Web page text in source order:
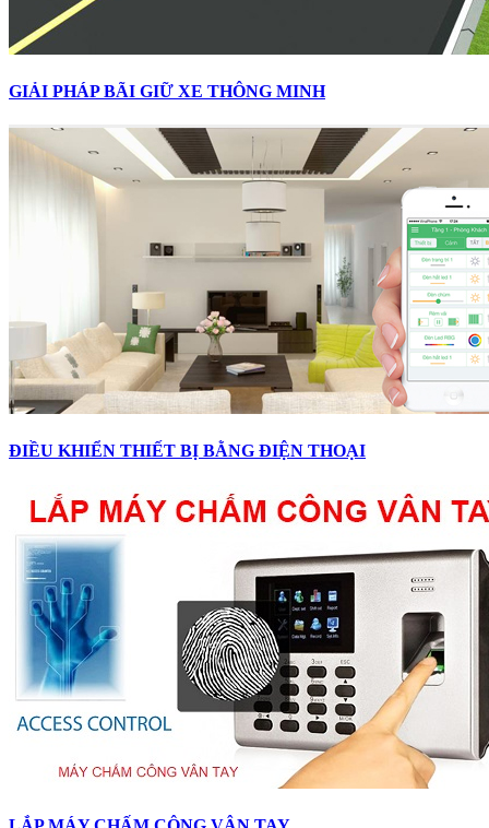
GIẢI PHÁP BÃI GIỮ XE THÔNG MINH
ĐIỀU KHIỂN THIẾT BỊ BẰNG ĐIỆN THOẠI